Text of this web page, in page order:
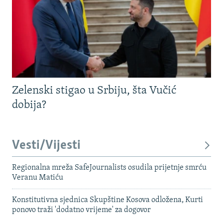
Zelenski stigao u Srbiju, šta Vučić
dobija?
Vesti/Vijesti
Regionalna mreža SafeJournalists osudila prijetnje smrću
Veranu Matiću
Konstitutivna sjednica Skupštine Kosova odložena, Kurti
ponovo traži 'dodatno vrijeme' za dogovor